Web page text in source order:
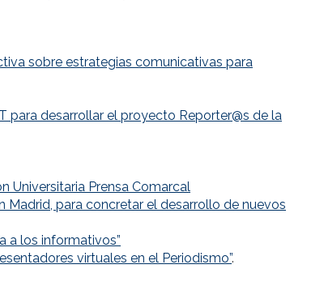
sobre estrategias comunicativas para
para desarrollar el proyecto Reporter@s de la
Universitaria Prensa Comarcal
Madrid, para concretar el desarrollo de nuevos
a los informativos”
virtuales en el Periodismo”.